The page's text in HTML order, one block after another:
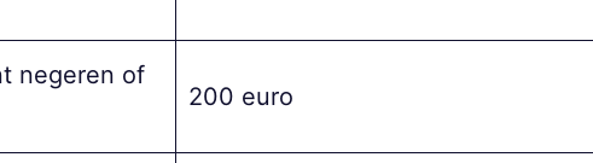
negeren of
200 euro